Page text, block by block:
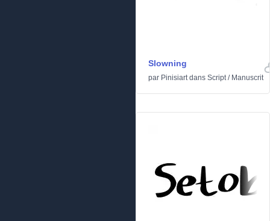
Slowning
par Pinisiartdans Script/ Manuscrit